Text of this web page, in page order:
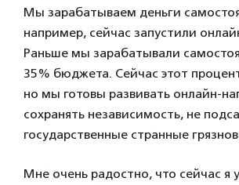
Мы зарабатываем деньги
например, сейчас запустили
Раньше мы зарабатывали
35% бюджета. Сейчас этот
но мы готовы развивать онлайн-
сохранять независимость, не
государственные странные
Мне очень радостно, что сейчас я